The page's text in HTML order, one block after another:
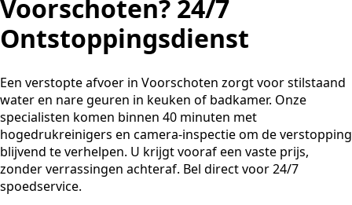
Voorschoten? 24/7
Ontstoppingsdienst
Een verstopte afvoer in Voorschoten zorgt voor stilstaand
water en nare geuren in keuken of badkamer. Onze
specialisten komen binnen 40 minuten met
hogedrukreinigers en camera-inspectie om de verstopping
blijvend te verhelpen. U krijgt vooraf een vaste prijs,
zonder verrassingen achteraf. Bel direct voor 24/7
spoedservice.